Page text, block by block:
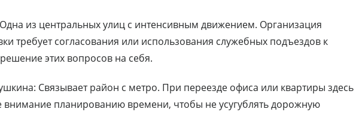
из центральных улиц с интенсивным движением. Организация
требует согласования или использования служебных подъездов к
этих вопросов на себя.
Связывает район с метро. При переезде офиса или квартиры здесь
планированию времени, чтобы не усугублять дорожную